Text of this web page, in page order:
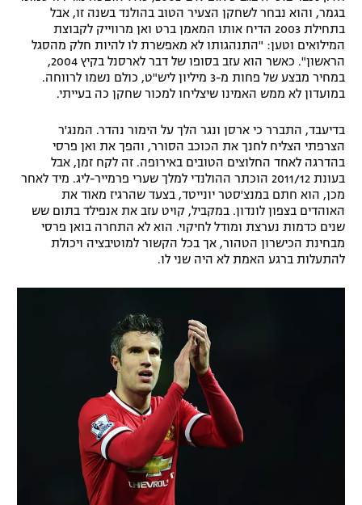
בגמר, והוא נבחר לשחקן הצעיר הטוב בהולנד בשנה זו, אבל
בתחילת 2003 הדיח אותו המאמן ברט ואן מרווייק לקבוצת
המילואים וטען: "התנהגותו לא מאפשרת לו להיות חלק מהסגל
הראשון". כאשר הוא עזב בסופו של דבר לארסנל בקיץ 2004,
במחיר מבצע של פחות מ-3 מיליון ליש"ט, כולם נשמו לרווחה.
במועדון לא ממש האמינו שיצליחו למכור שחקן כה בעייתי.
בדיעבד, התברר כי ארסן ונגר הלך על הימור נהדר. המנג'ר
הצרפתי הצליח לחנך את הכוכב הסורר, והפך את ואן פרסי
בהדרגה לאחד החלוצים הטובים באירופה. זה לקח זמן, אבל
בעונת 2011/12 הוכתר ההולנדי למלך שערי פרמייר-ליג. מיד לאחר
מכן, הוא חתם במנצ'סטר יונייטד, בצעד שהרגיז מאוד את
האוהדים בצפון לונדון. במקביל, קויט עזב את אנפילד בתום שש
שנים כדמות נערצת ומודל לחיקוי. הוא לא התחרה בואן פרסי
מבחינת הכישרון הטהור, אך בכל הקשור למוטיבציה ויכולת
להתעלות ברגע האמת לא היה שני לו.